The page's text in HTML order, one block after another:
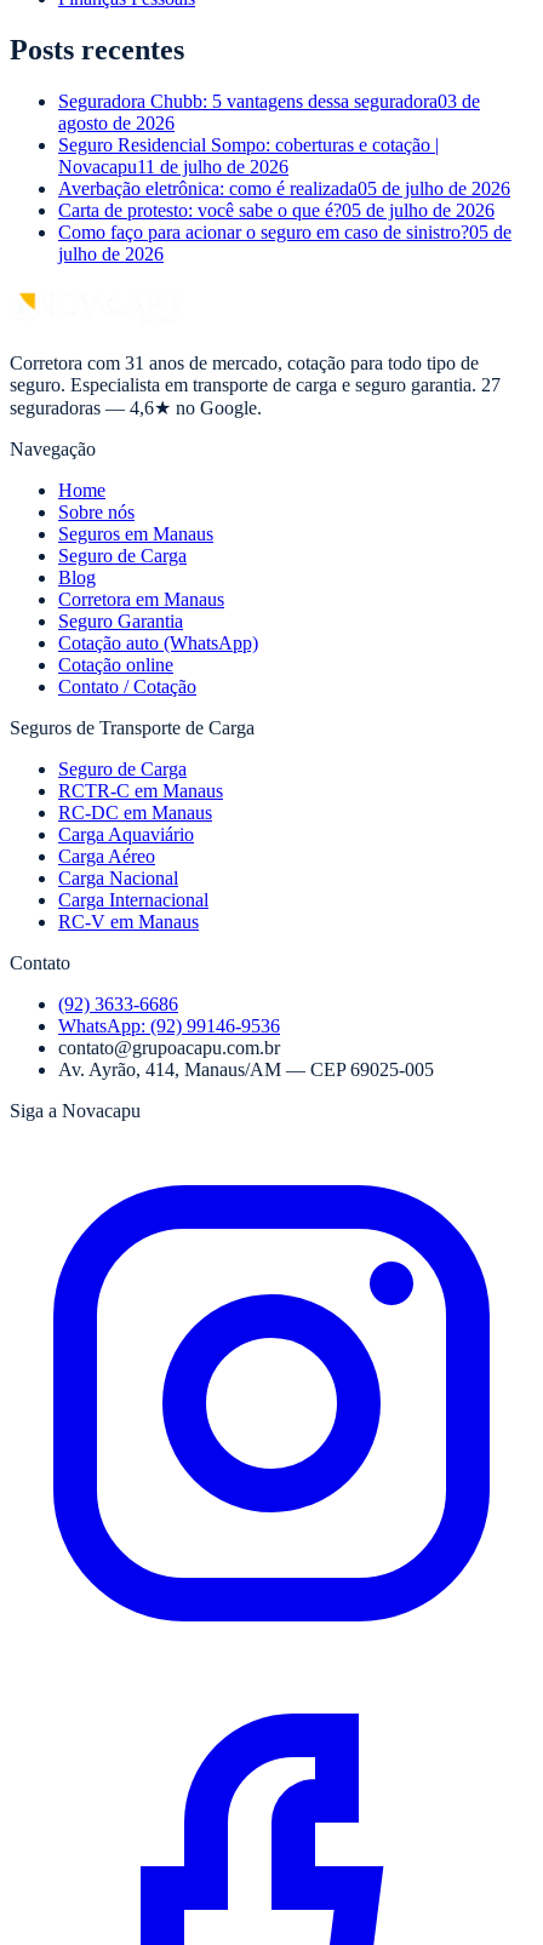
Posts recentes
Seguradora Chubb: 5 vantagens dessa seguradora03 de
agosto de 2026
Seguro Residencial Sompo: coberturas e cotação |
Novacapu11 de julho de 2026
Averbação eletrônica: como é realizada05 de julho de 2026
Carta de protesto: você sabe o que é?05 de julho de 2026
Como faço para acionar o seguro em caso de sinistro?05 de
julho de 2026
Corretora com 31 anos de mercado, cotação para todo tipo de
seguro. Especialista em transporte de carga e seguro garantia. 27
seguradoras — 4,6★ no Google.
Navegação
Home
Sobre nós
Seguros em Manaus
Seguro de Carga
Blog
Corretora em Manaus
Seguro Garantia
Cotação auto (WhatsApp)
Cotação online
Contato / Cotação
Seguros de Transporte de Carga
Seguro de Carga
RCTR-C em Manaus
RC-DC em Manaus
Carga Aquaviário
Carga Aéreo
Carga Nacional
Carga Internacional
RC-V em Manaus
Contato
(92) 3633-6686
WhatsApp: (92) 99146-9536
contato@grupoacapu.com.br
Av. Ayrão, 414, Manaus/AM — CEP69025-005
Siga a Novacapu